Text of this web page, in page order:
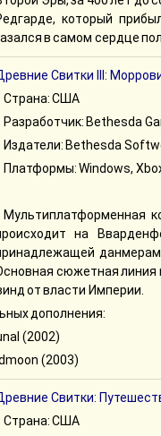
который
в самом сердце
Свитки III:
Страна: США
Разработчик: Bethesda
Издатели: Bethesda
Платформы: Windows,
Мультиплатформенная
на
сюжетная линия
от власти Империи.
дополнения:
(2002)
(2003)
Свитки:
Страна: США